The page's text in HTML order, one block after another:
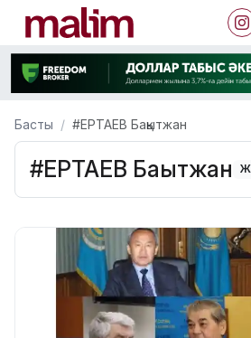
Басты #ЕРТАЕВ Бақытжан
#ЕРТАЕВ Бақытжан